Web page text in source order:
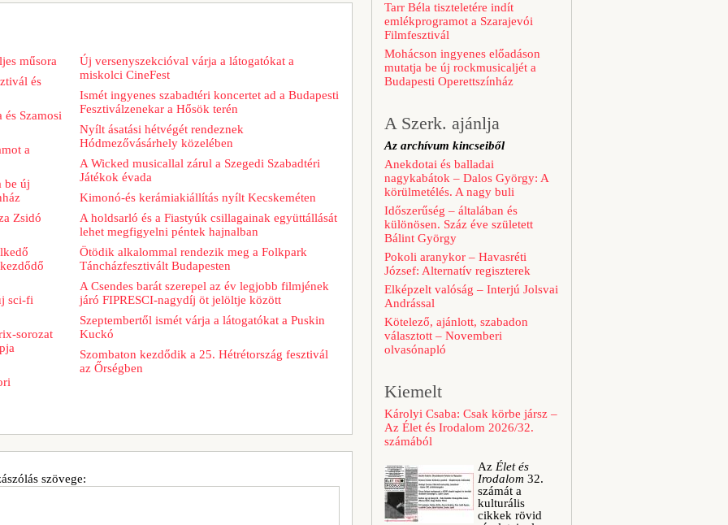
műsora
és
Szamosi
a
be új
Zsidó
sci-fi
sorozat
Új versenyszekcióval várja a látogatókat a
miskolci CineFest
Ismét ingyenes szabadtéri koncertet ad a Budapesti
Fesztiválzenekar a Hősök terén
Nyílt ásatási hétvégét rendeznek
Hódmezővásárhely közelében
A Wicked musicallal zárul a Szegedi Szabadtéri
Játékok évada
Kimonó-és kerámiakiállítás nyílt Kecskeméten
A holdsarló és a Fiastyúk csillagainak együttállását
lehet megfigyelni péntek hajnalban
Ötödik alkalommal rendezik meg a Folkpark
Táncházfesztivált Budapesten
A Csendes barát szerepel az év legjobb filmjének
járó FIPRESCI-nagydíj öt jelöltje között
Szeptembertől ismét várja a látogatókat a Puskin
Kuckó
Szombaton kezdődik a 25. Hétrétország fesztivál
az Őrségben
szövege:
Tarr Béla tiszteletére indít
emlékprogramot a Szarajevói
Filmfesztivál
Mohácson ingyenes előadáson
mutatja be új rockmusicaljét a
Budapesti Operettszínház
A Szerk. ajánlja
Az archívum kincseiből
Anekdotai és balladai
nagykabátok – Dalos György: A
körülmetélés. A nagy buli
Időszerűség – általában és
különösen. Száz éve született
Bálint György
Pokoli aranykor – Havasréti
József: Alternatív regiszterek
Elképzelt valóság – Interjú Jolsvai
Andrással
Kötelező, ajánlott, szabadon
választott – Novemberi
olvasónapló
Kiemelt
Károlyi Csaba: Csak körbe jársz –
Az Élet és Irodalom 2026/32.
számából
Az Élet és
Irodalom 32.
számát a
kulturális
cikkek rövid